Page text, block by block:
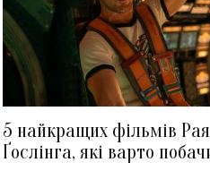
5 найкращих фільмів
Ґослінга, які варто